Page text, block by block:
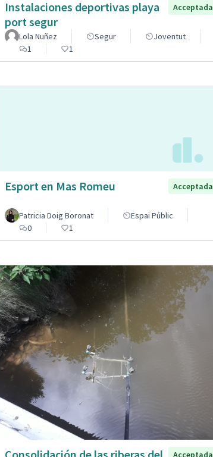
Instalaciones deportivas playa
port segur
Acceptada
Lola Nuñez Segur
Joventut
1
1
Esport en Mas Romeu Acceptada
Patricia Doig Boronat
Espai Públic
0
1
Acceptada